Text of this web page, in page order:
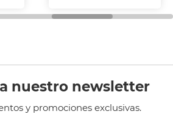
nuestro newsletter
y promociones exclusivas.